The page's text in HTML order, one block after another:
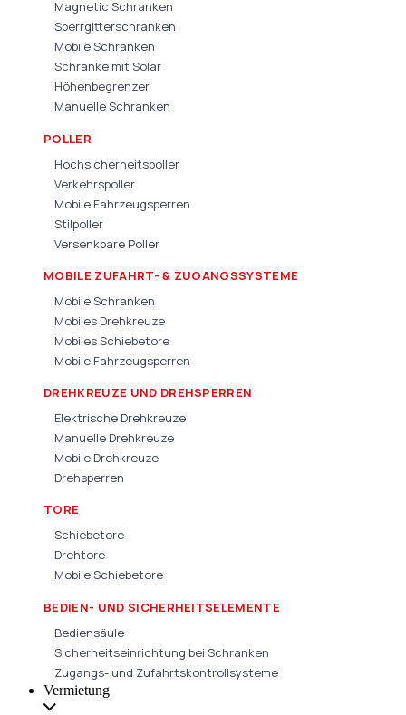
Magnetic Schranken
Sperrgitterschranken
Mobile Schranken
Schranke mit Solar
Höhenbegrenzer
Manuelle Schranken
POLLER
Hochsicherheitspoller
Verkehrspoller
Mobile Fahrzeugsperren
Stilpoller
Versenkbare Poller
MOBILE ZUFAHRT- & ZUGANGSSYSTEME
Mobile Schranken
Mobiles Drehkreuze
Mobiles Schiebetore
Mobile Fahrzeugsperren
DREHKREUZE UND DREHSPERREN
Elektrische Drehkreuze
Manuelle Drehkreuze
Mobile Drehkreuze
Drehsperren
TORE
Schiebetore
Drehtore
Mobile Schiebetore
BEDIEN- UND SICHERHEITSELEMENTE
Bediensäule
Sicherheitseinrichtung bei Schranken
Zugangs- und Zufahrtskontrollsysteme
Vermietung